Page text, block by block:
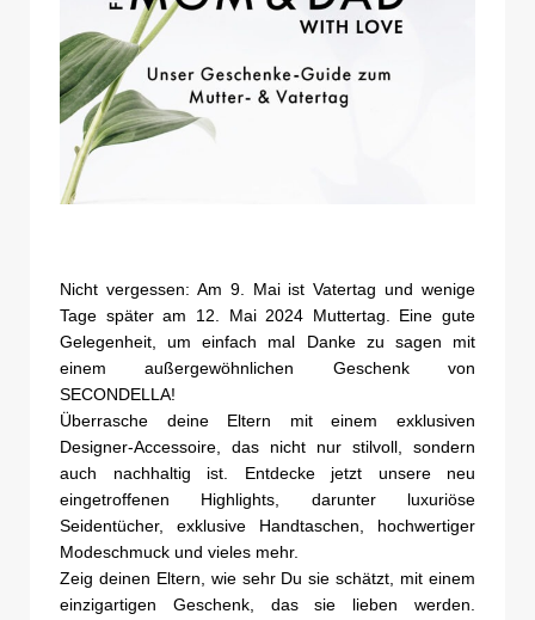
Nicht vergessen: Am 9. Mai ist Vatertag und wenige
Tage später am 12. Mai 2024 Muttertag. Eine gute
Gelegenheit, um einfach mal Danke zu sagen mit
einem außergewöhnlichen Geschenk von
SECONDELLA!
Überrasche deine Eltern mit einem exklusiven
Designer-Accessoire, das nicht nur stilvoll, sondern
auch nachhaltig ist. Entdecke jetzt unsere neu
eingetroffenen Highlights, darunter luxuriöse
Seidentücher, exklusive Handtaschen, hochwertiger
Modeschmuck und vieles mehr.
Zeig deinen Eltern, wie sehr Du sie schätzt, mit einem
einzigartigen Geschenk, das sie lieben werden.